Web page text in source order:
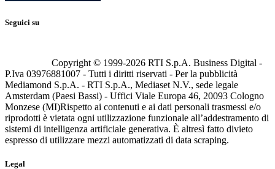
Seguici su
Copyright © 1999-2026 RTI S.p.A. Business Digital -
P.Iva 03976881007 - Tutti i diritti riservati - Per la pubblicità
Mediamond S.p.A. - RTI S.p.A., Mediaset N.V., sede legale
Amsterdam (Paesi Bassi) - Uffici Viale Europa 46, 20093 Cologno
Monzese (MI)Rispetto ai contenuti e ai dati personali trasmessi e/o
riprodotti è vietata ogni utilizzazione funzionale all’addestramento di
sistemi di intelligenza artificiale generativa. È altresì fatto divieto
espresso di utilizzare mezzi automatizzati di data scraping.
Legal